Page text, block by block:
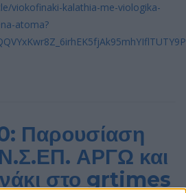
viokofinaki-kalathia-me-viologika-
atoma?
Παρουσίαση
ΑΡΓΩ και
στο grtimes